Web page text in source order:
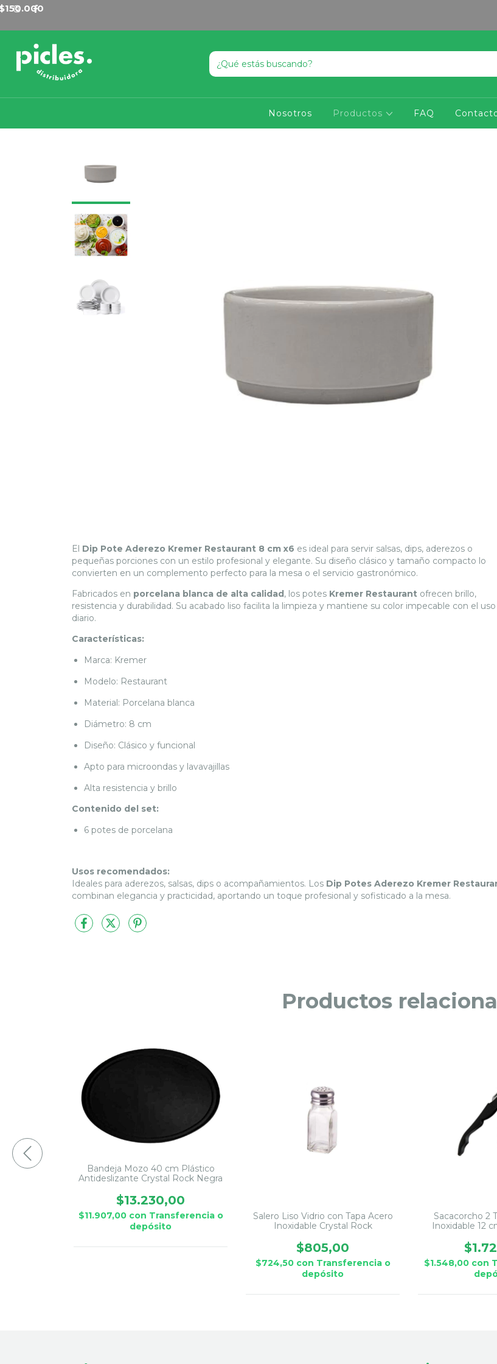
Nosotros Productos FAQ
El Dip Pote Aderezo Kremer Restaurant 8 cm x6 es ideal para servir salsas, dips, aderezos o
pequeñas porciones con un estilo profesional y elegante. Su diseño clásico y tamaño compacto lo
convierten en un complemento perfecto para la mesa o el servicio gastronómico.
Fabricados en porcelana blanca de alta calidad, los potes Kremer Restaurant ofrecen brillo,
resistencia y durabilidad. Su acabado liso facilita la limpieza y mantiene su color impecable con el uso
diario.
Características:
Marca: Kremer
Modelo: Restaurant
Material: Porcelana blanca
Diámetro: 8 cm
Diseño: Clásico y funcional
Apto para microondas y lavavajillas
Alta resistencia y brillo
Contenido del set:
6 potes de porcelana
Usos recomendados:
Ideales para aderezos, salsas, dips o acompañamientos. Los Dip Potes Aderezo Kremer
combinan elegancia y practicidad, aportando un toque profesional y sofisticado a la mesa.
Productos
Bandeja Mozo 40 cm Plástico
Antideslizante Crystal Rock Negra
$13.230,00
$11.907,00 con Transferencia o
depósito
Salero Liso Vidrio con Tapa Acero
Inoxidable Crystal Rock
$805,00
$724,50 con Transferencia o
depósito
Sacacorcho 2
Inoxidable 12
$1.548,00 con